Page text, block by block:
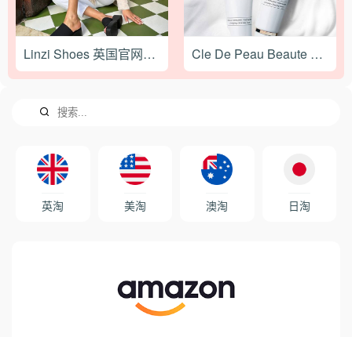
Linzi Shoes 英国官网最新海淘直邮攻略 Cle De Peau Beaute 肌肤之钥2021最新海淘攻略
英淘 美淘 澳淘 日淘